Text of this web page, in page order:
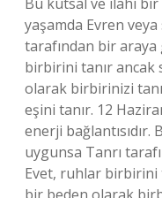
yaşamda Evren
tarafından bir
birbirini tanır ancak
olarak birbirinizi
eşini tanır. 12
enerji bağlantısıdır.
uygunsa Tanrı
Evet, ruhlar birbirini